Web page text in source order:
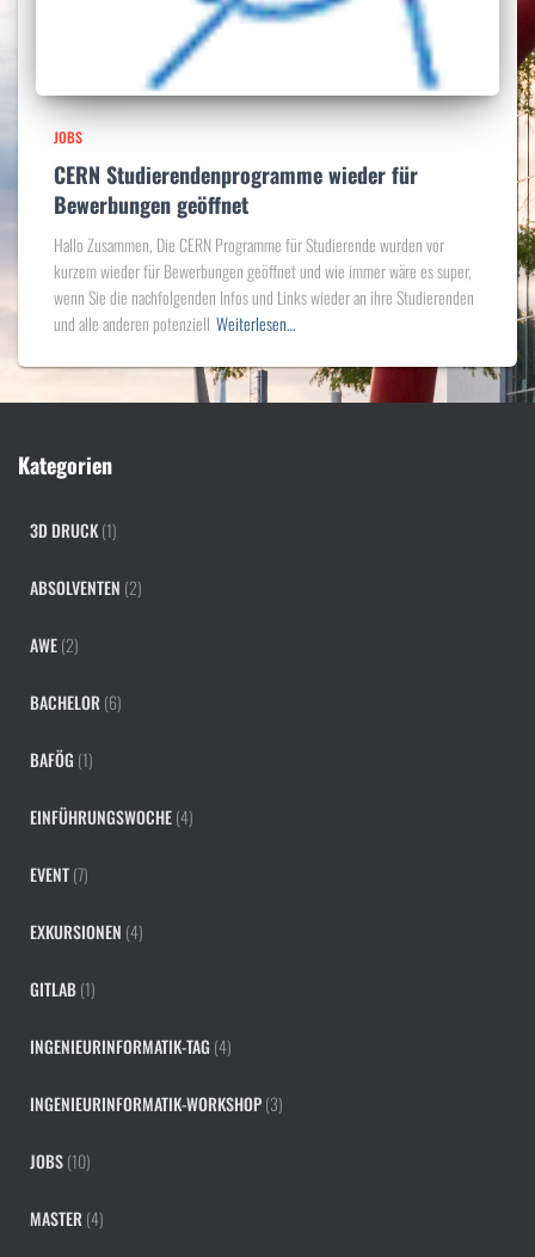
JOBS
CERN Studierendenprogramme wieder für
Bewerbungen geöffnet
Hallo Zusammen, Die CERN Programme für Studierende wurden vor
kurzem wieder für Bewerbungen geöffnet und wie immer wäre es super,
wenn Sie die nachfolgenden Infos und Links wieder an ihre Studierenden
und alle anderen potenziell Weiterlesen…
Kategorien
3D DRUCK(1)
ABSOLVENTEN (2)
AWE(2)
BACHELOR(6)
BAFÖG (1)
EINFÜHRUNGSWOCHE(4)
EVENT(7)
EXKURSIONEN (4)
GITLAB(1)
INGENIEURINFORMATIK-TAG (4)
INGENIEURINFORMATIK-WORKSHOP(3)
JOBS(10)
MASTER(4)